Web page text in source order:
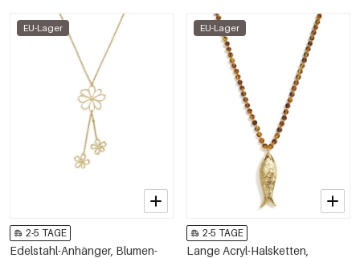
EU-Lager
2-5 TAGE
Edelstahl-Anhänger, Blumen-
EU-Lager
2-5 TAGE
Lange Acryl-Halsketten,